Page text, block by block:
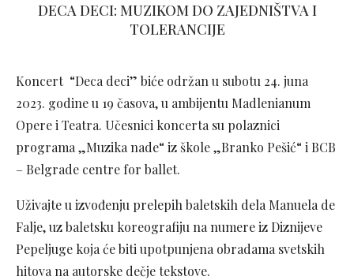
DECA DECI: MUZIKOM DO ZAJEDNIŠTVA I
TOLERANCIJE
Koncert “Deca deci” biće održan u subotu 24. juna
2023. godine u 19 časova, u ambijentu Madlenianum
Opere i Teatra. Učesnici koncerta su polaznici
programa „Muzika nade“ iz škole „Branko Pešić“ i BCB
– Belgrade centre for ballet.
Uživajte u izvođenju prelepih baletskih dela Manuela de
Falje, uz baletsku koreografiju na numere iz Diznijeve
Pepeljuge koja će biti upotpunjena obradama svetskih
hitova na autorske dečje tekstove.